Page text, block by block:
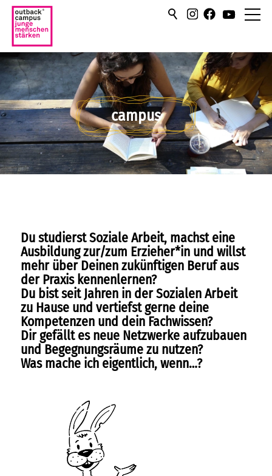
über uns
hilfen/leistung
campus
Über den campus
Wir sind dabei!
Praxisphase/Praktikum
Termine
sportmentoring
aktuell
karriere
freie kapazitäten
FAIRMILIE
initiativbewerbung
campus
Du studierst Soziale Arbeit, machst eine
Ausbildung zur/zum Erzieher*in und willst
mehr über Deinen zukünftigen Beruf aus
der Praxis kennenlernen?
Du bist seit Jahren in der Sozialen Arbeit
zu Hause und vertiefst gerne deine
Kompetenzen und dein Fachwissen?
Dir gefällt es neue Netzwerke aufzubauen
und Begegnungsräume zu nutzen?
Was mache ich eigentlich, wenn…?